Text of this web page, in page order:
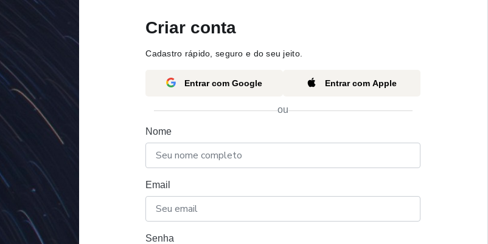
Criar conta
Cadastro rápido, seguro e do seu jeito.
Entrar com Google Entrar com Apple
ou
Nome
Email
Senha